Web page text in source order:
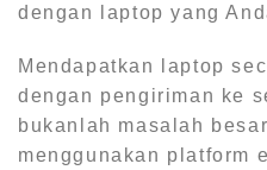
dengan laptop yang
Mendapatkan laptop
dengan pengiriman ke
bukanlah masalah
menggunakan platform